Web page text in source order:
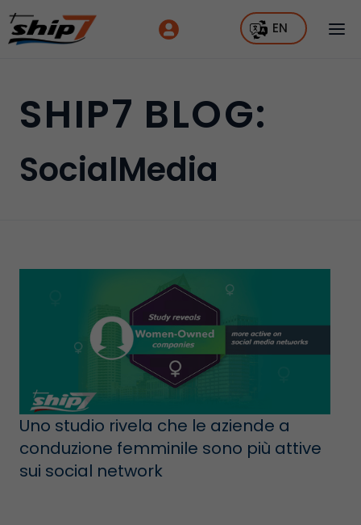
EN
SHIP7 BLOG:
SocialMedia
Uno studio rivela che le aziende a
conduzione femminile sono più attive
sui social network